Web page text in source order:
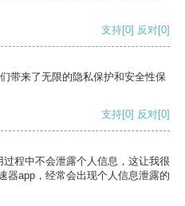
支持[0] 反对[0]
带来了无限的隐私保护和安全性保
支持[0] 反对[0]
程中不会泄露个人信息，这让我很
器app，经常会出现个人信息泄露的